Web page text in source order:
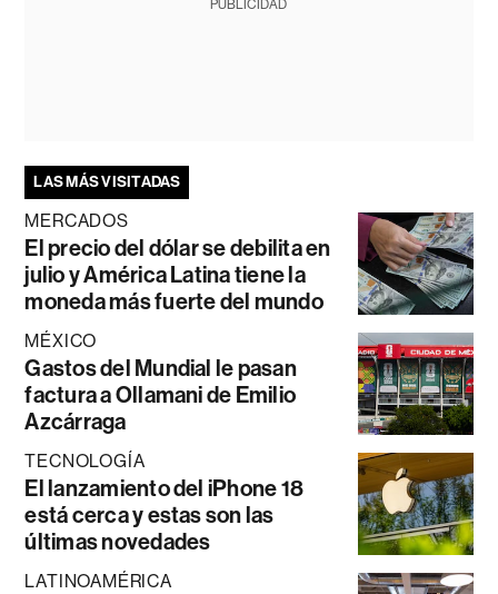
PUBLICIDAD
LAS MÁS VISITADAS
MERCADOS
El precio del dólar se debilita en
julio y América Latina tiene la
moneda más fuerte del mundo
MÉXICO
Gastos del Mundial le pasan
factura a Ollamani de Emilio
Azcárraga
TECNOLOGÍA
El lanzamiento del iPhone 18
está cerca y estas son las
últimas novedades
LATINOAMÉRICA